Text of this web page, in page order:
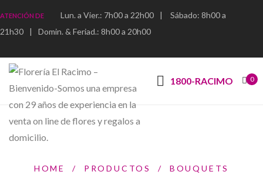
ATENCIÓN DE Lun. a Vier.: 7h00 a 22h00 |
Sábado: 8h00 a
21h30
| Domin. & Feriad.: 8h00 a 20h00
1800-RACIMO 0
HOME / PRODUCTOS / BOUQUETS